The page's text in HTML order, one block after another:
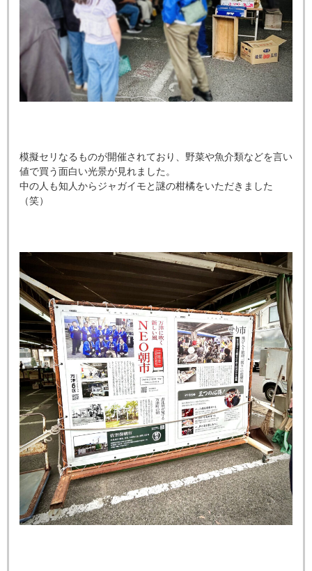
模擬セリなるものが開催されており、野菜や魚介類などを言い
値で買う面白い光景が見れました。
中の人も知人からジャガイモと謎の柑橘をいただきました
（笑）